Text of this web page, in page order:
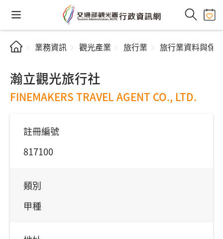
業務資訊 觀光產業 旅行業 旅行業資料與保險
瀚立觀光旅行社
FINEMAKERS TRAVEL AGENT CO., LTD.
註冊編號
817100
類別
甲種